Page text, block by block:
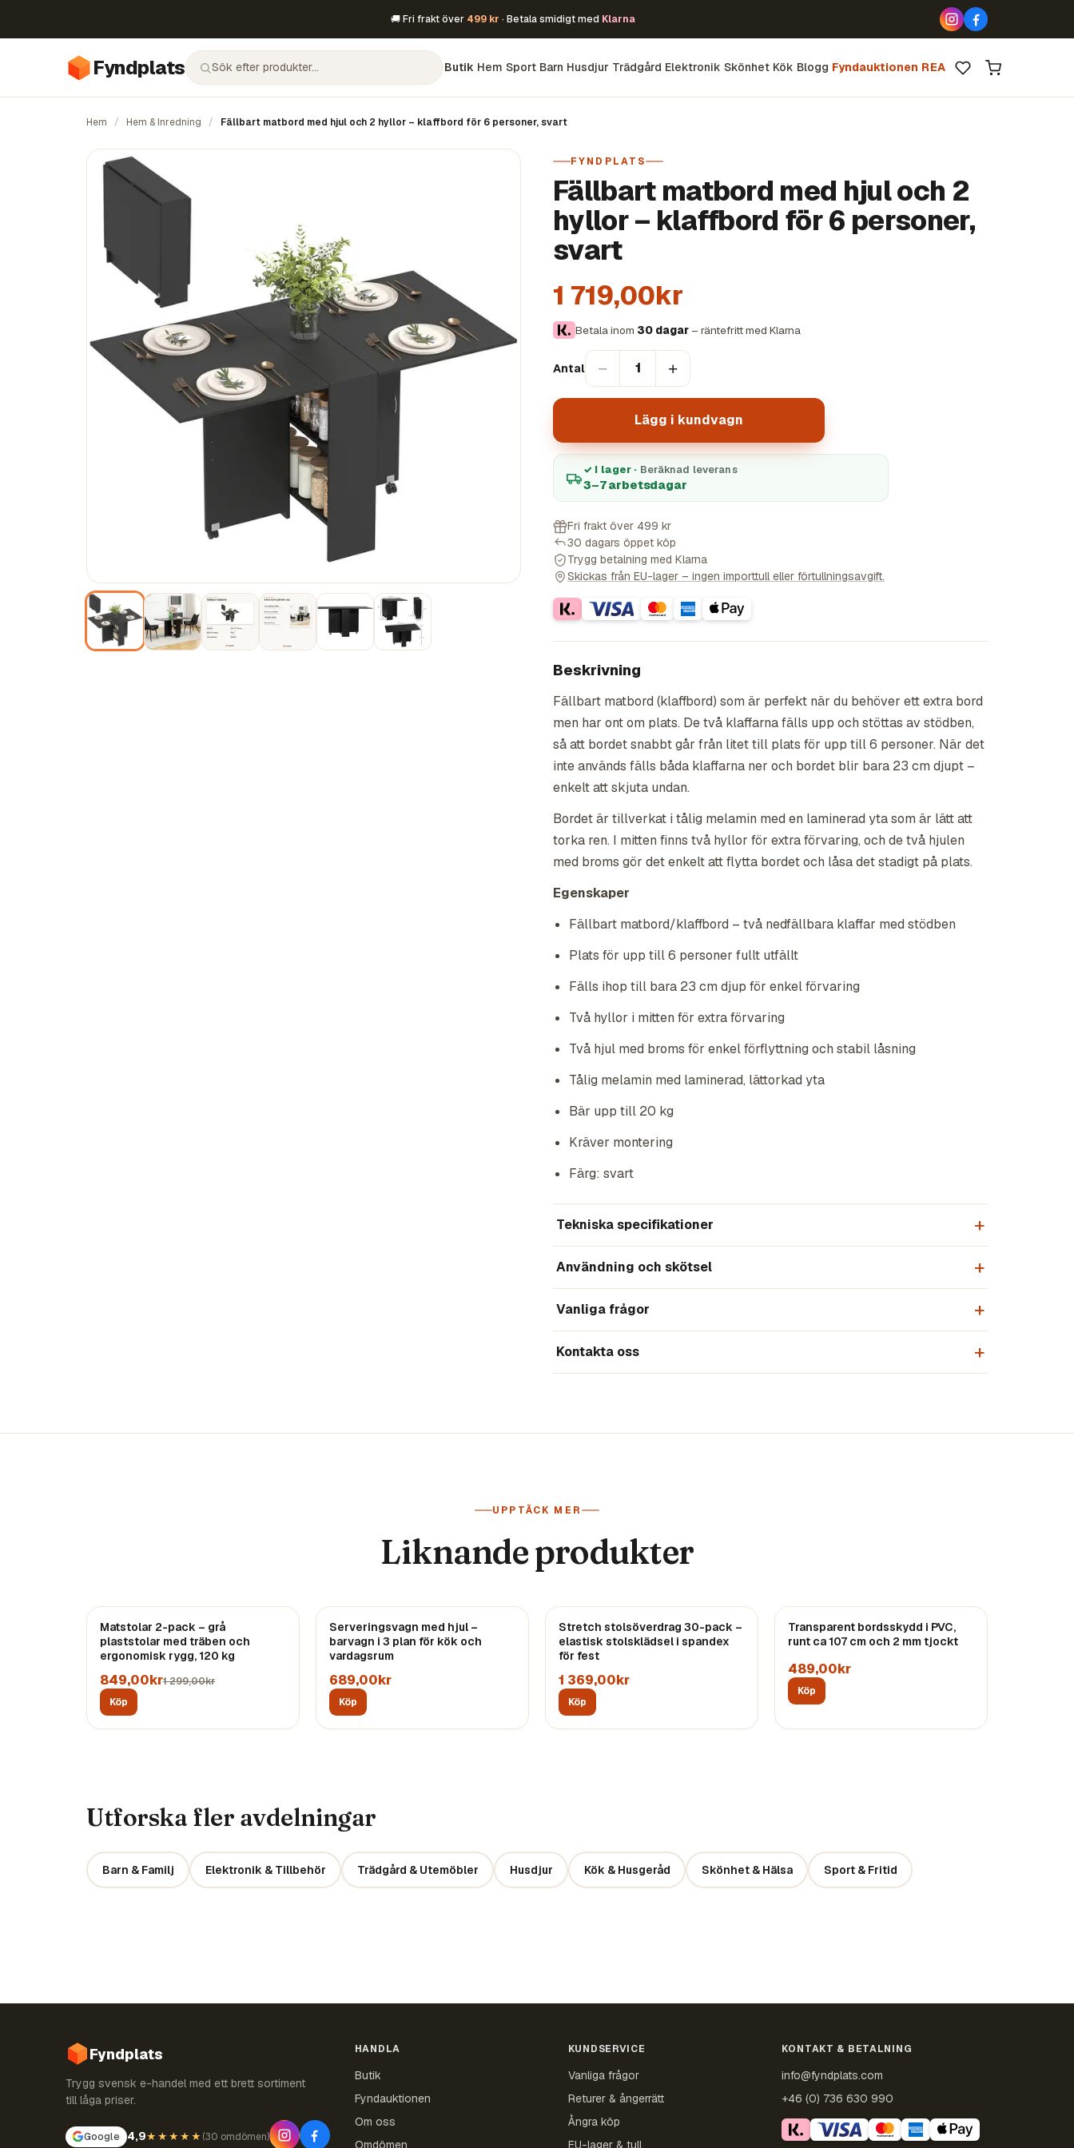
🚚 Fri frakt över 499 kr · Betala smidigt med Klarna
Fyndplats Butik Hem Sport Barn Husdjur Trädgård Elektronik Skönhet Kök Blogg Fyndauktionen REA
Hem / Hem & Inredning / Fällbart matbord med hjul och 2 hyllor – klaffbord för 6 personer, svart
FYNDPLATS
Fällbart matbord med hjul och 2
hyllor – klaffbord för 6 personer,
svart
1 719,00kr
Betala inom 30 dagar – räntefritt med Klarna
Antal − 1 +
Lägg i kundvagn
✓ I lager · Beräknad leverans
3–7 arbetsdagar
Fri frakt över 499 kr
30 dagars öppet köp
Trygg betalning med Klarna
Skickas från EU-lager – ingen importtull eller förtullningsavgift.
Beskrivning
Fällbart matbord (klaffbord) som är perfekt när du behöver ett extra bord
men har ont om plats. De två klaffarna fälls upp och stöttas av stödben,
så att bordet snabbt går från litet till plats för upp till 6 personer. När det
inte används fälls båda klaffarna ner och bordet blir bara 23 cm djupt –
enkelt att skjuta undan.
Bordet är tillverkat i tålig melamin med en laminerad yta som är lätt att
torka ren. I mitten finns två hyllor för extra förvaring, och de två hjulen
med broms gör det enkelt att flytta bordet och låsa det stadigt på plats.
Egenskaper
Fällbart matbord/klaffbord – två nedfällbara klaffar med stödben
Plats för upp till 6 personer fullt utfällt
Fälls ihop till bara 23 cm djup för enkel förvaring
Två hyllor i mitten för extra förvaring
Två hjul med broms för enkel förflyttning och stabil låsning
Tålig melamin med laminerad, lättorkad yta
Bär upp till 20 kg
Kräver montering
Färg: svart
Tekniska specifikationer
Användning och skötsel
Vanliga frågor
Kontakta oss
UPPTÄCK MER
Liknande produkter
REA
Matstolar 2-pack – grå
plaststolar med träben och
ergonomisk rygg, 120 kg
849,00kr1 299,00kr
Köp
Endast3kvar
Serveringsvagn med hjul –
barvagn i 3 plan för kök och
vardagsrum
689,00kr
Köp
Endast 2kvar
Stretch stolsöverdrag 30-pack –
elastisk stolsklädsel i spandex
för fest
1 369,00kr
Köp
Transparent bordsskydd i PVC,
runt ca 107 cm och 2 mm tjockt
489,00kr
Köp
Utforska fler avdelningar
Barn & Familj Elektronik & Tillbehör Trädgård & Utemöbler Husdjur Kök & Husgeråd Skönhet & Hälsa Sport & Fritid
Fyndplats
Trygg svensk e-handel med ett brett sortiment
till låga priser.
Google 4,9★★★★★ (30 omdömen)
HANDLA
Butik
Fyndauktionen
Om oss
Omdömen
KUNDSERVICE
Vanliga frågor
Returer & ångerrätt
Ångra köp
EU-lager & tull
KONTAKT & BETALNING
info@fyndplats.com
+46 (0) 736 630 990